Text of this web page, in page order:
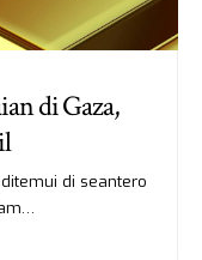
di Gaza,
di seantero